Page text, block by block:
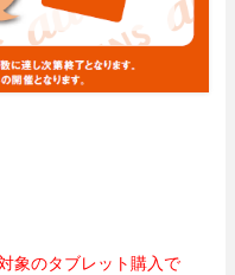
象のタブレット購入で